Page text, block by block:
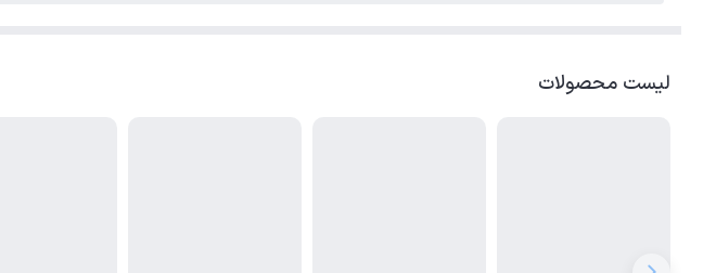
لیست محصولات